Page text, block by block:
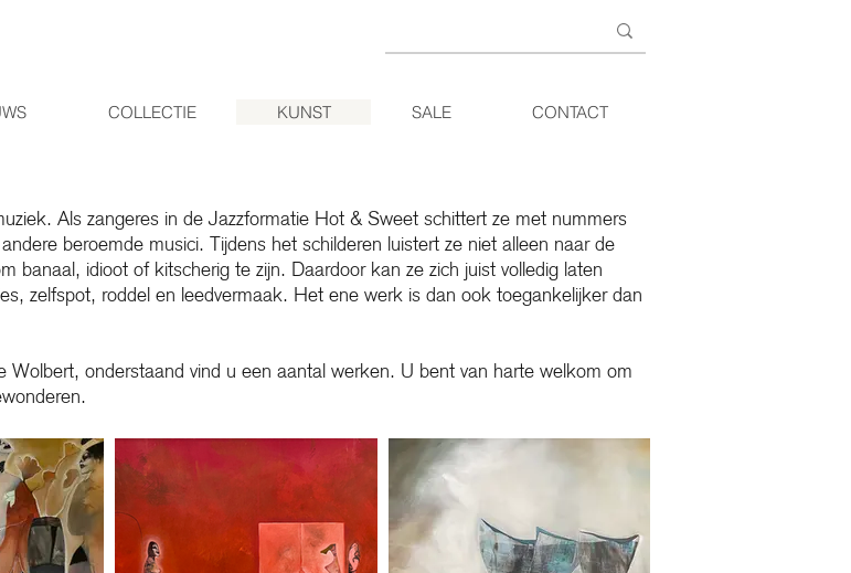
COLLECTIE KUNST SALE CONTACT
Als zangeres in de Jazzformatie Hot & Sweet schittert ze met nummers
beroemde musici. Tijdens het schilderen luistert ze niet alleen naar de
banaal, idioot of kitscherig te zijn. Daardoor kan ze zich juist volledig laten
zelfspot, roddel en leedvermaak. Het ene werk is dan ook toegankelijker dan
Wolbert, onderstaand vind u een aantal werken. U bent van harte welkom om